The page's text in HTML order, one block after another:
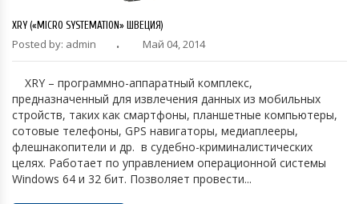
XRY («MICRO SYSTEMATION» ШВЕЦИЯ)
Posted by: admin Май 04, 2014
XRY – программно-аппаратный комплекс,
предназначенный для извлечения данных из мобильных
стройств, таких как смартфоны, планшетные компьютеры,
сотовые телефоны, GPS навигаторы, медиаплееры,
флешнакопители и др. в судебно-криминалистических
целях. Работает по управлением операционной системы
Windows 64 и 32 бит. Позволяет провести...